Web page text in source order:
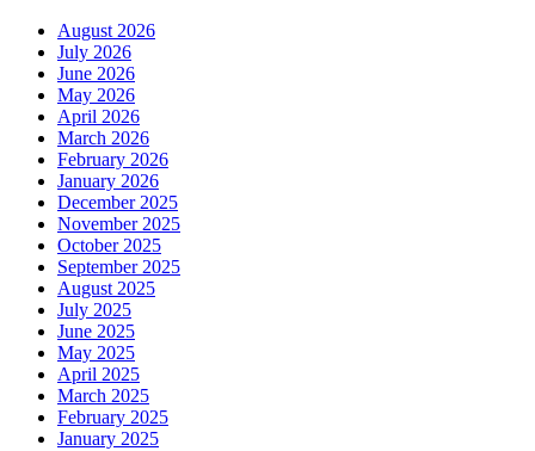
August 2026
July 2026
June 2026
May 2026
April 2026
March 2026
February 2026
January 2026
December 2025
November 2025
October 2025
September 2025
August 2025
July 2025
June 2025
May 2025
April 2025
March 2025
February 2025
January 2025